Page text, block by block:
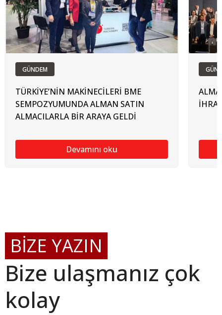
GÜNDEM
TÜRKİYE’NİN MAKİNECİLERİ BME
SEMPOZYUMUNDA ALMAN SATIN
ALMACILARLA BİR ARAYA GELDİ
Devamını oku
BİZE YAZIN
Bize ulaşmanız çok
kolay